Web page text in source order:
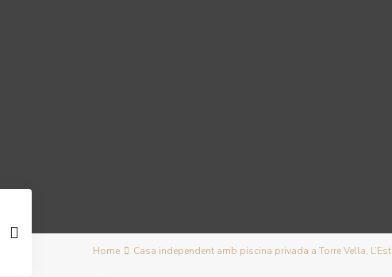
Home Casa independent amb piscina privada a Torre Vella,